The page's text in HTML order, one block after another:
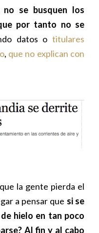
se busquen los
por tanto no se
datos otitulares
, que no explican con
la gente pierda el
a pensar que si se
hielo en tan poco
Al fin y al cabo